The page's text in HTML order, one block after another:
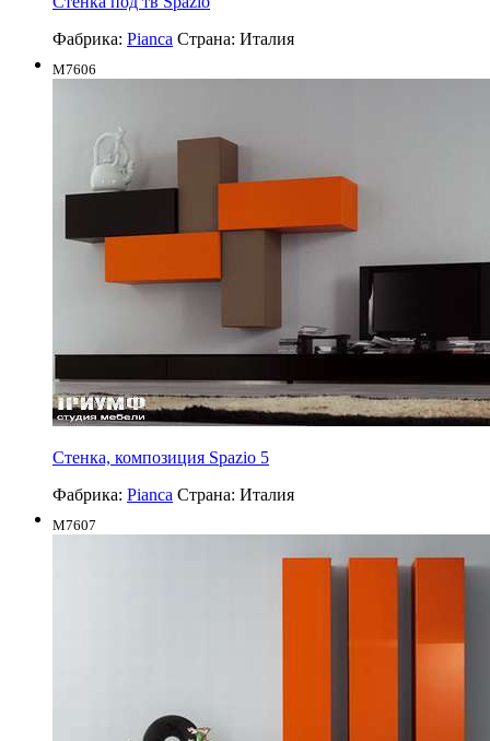
Фабрика: Pianca Страна: Италия
M7606
Стенка, композиция Spazio 5
Фабрика: Pianca Страна: Италия
M7607